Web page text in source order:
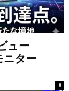
ュー
ニター
0